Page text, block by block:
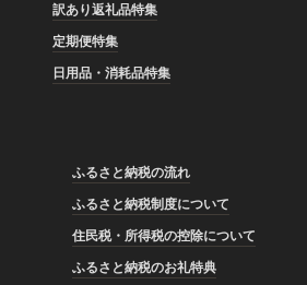
訳あり返礼品特集
定期便特集
日用品・消耗品特集
ふるさと納税の流れ
ふるさと納税制度について
住民税・所得税の控除について
ふるさと納税のお礼特典